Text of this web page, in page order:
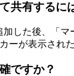
共有するに
した後、「
ーが表示され
ですか？